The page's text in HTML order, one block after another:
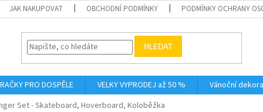
JAK NAKUPOVAT OBCHODNÍ PODMÍNKY PODMÍNKY OCHRANY
HLEDAT
PRO DOSPĚLE VELKY VYPRODEJ až 50 % Vánoční
Set - Skateboard, Hoverboard, Koloběžka